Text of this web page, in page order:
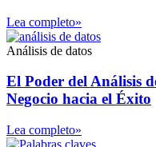
Lea completo»
Análisis de datos
El Poder del Análisis
Negocio hacia el Éxito
Lea completo»